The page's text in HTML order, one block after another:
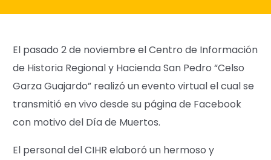
El pasado 2 de noviembre el Centro de Información
de Historia Regional y Hacienda San Pedro “Celso
Garza Guajardo” realizó un evento virtual el cual se
transmitió en vivo desde su página de Facebook
con motivo del Día de Muertos.
El personal del CIHR elaboró un hermoso y